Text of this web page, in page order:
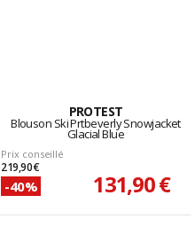
PROTEST
Blouson Ski Prtbeverly Snowjacket
Glacial Blue
Prix conseillé
219,90 €
-40% 131,90 €